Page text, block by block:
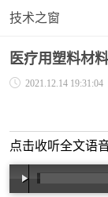
技术之窗
医疗用塑料材
2021.12.14 19:31:04
点击收听全文语